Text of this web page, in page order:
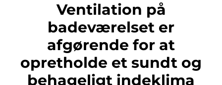
Ventilation på
badeværelset er
afgørende for at
opretholde et sundt og
behageligt indeklima